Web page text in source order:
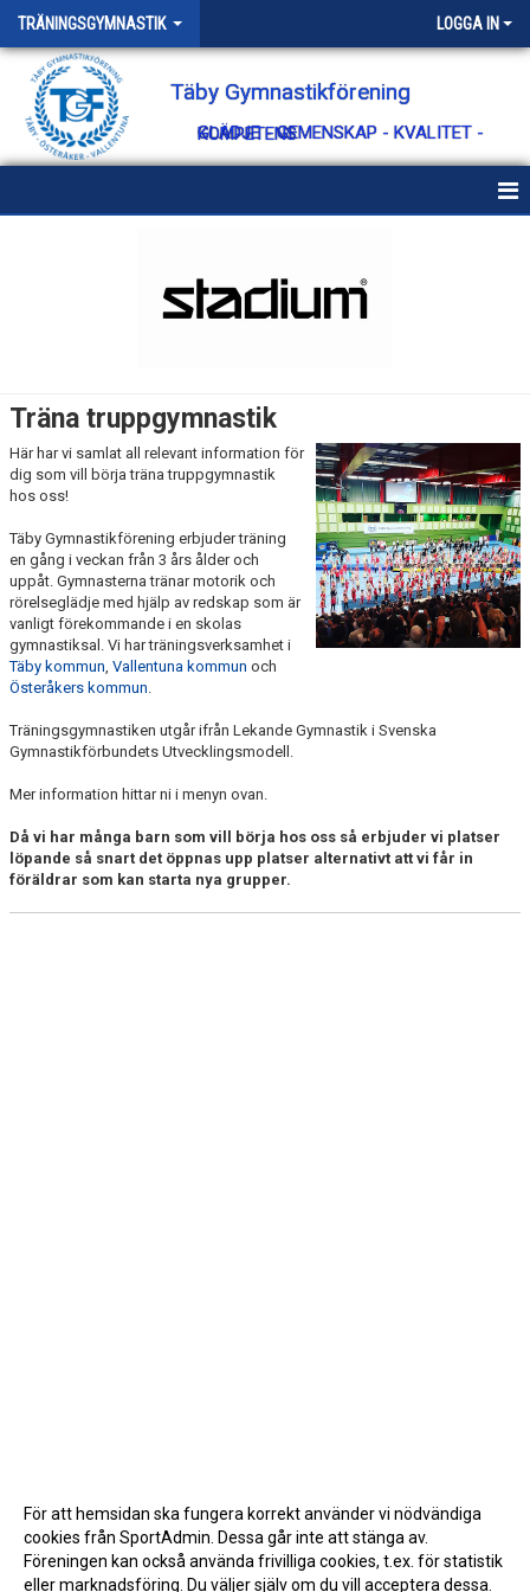
TRÄNINGSGYMNASTIK LOGGA IN
Täby Gymnastikförening
GLÄDJE - GEMENSKAP - KVALITET - KOMPETENS
HITTA RÄTT GRUPP
TERMINSAVGIFTER
TERMINSDATA
VÅRA HALLAR
LEDARE/STÖTTANDE FÖRÄLDER
Träna truppgymnastik
Här har vi samlat all relevant information för
dig som vill börja träna truppgymnastik
hos oss!
Täby Gymnastikförening erbjuder träning
en gång i veckan från 3 års ålder och
uppåt. Gymnasterna tränar motorik och
rörelseglädje med hjälp av redskap som är
vanligt förekommande i en skolas
gymnastiksal. Vi har träningsverksamhet i
Täby kommun, Vallentuna kommun och
Österåkers kommun.
Träningsgymnastiken utgår ifrån Lekande Gymnastik i Svenska
Gymnastikförbundets Utvecklingsmodell.
Mer information hittar ni i menyn ovan.
Då vi har många barn som vill börja hos oss så erbjuder vi platser
löpande så snart det öppnas upp platser alternativt att vi får in
föräldrar som kan starta nya grupper.
För att hemsidan ska fungera korrekt använder vi nödvändiga
cookies från SportAdmin. Dessa går inte att stänga av.
Föreningen kan också använda frivilliga cookies, t.ex. för statistik
eller marknadsföring. Du väljer själv om du vill acceptera dessa.